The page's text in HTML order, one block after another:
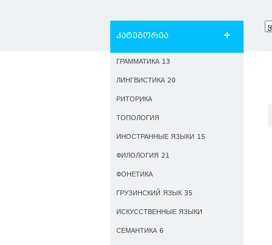
კატეგორია
ГРАММАТИКА 13
ЛИНГВИСТИКА 20
РИТОРИКА
ТОПОЛОГИЯ
ИНОСТРАННЫЕ ЯЗЫКИ 15
ФИЛОЛОГИЯ 21
ФОНЕТИКА
ГРУЗИНСКИЙ ЯЗЫК 35
ИСКУССТВЕННЫЕ ЯЗЫКИ
СЕМАНТИКА 6